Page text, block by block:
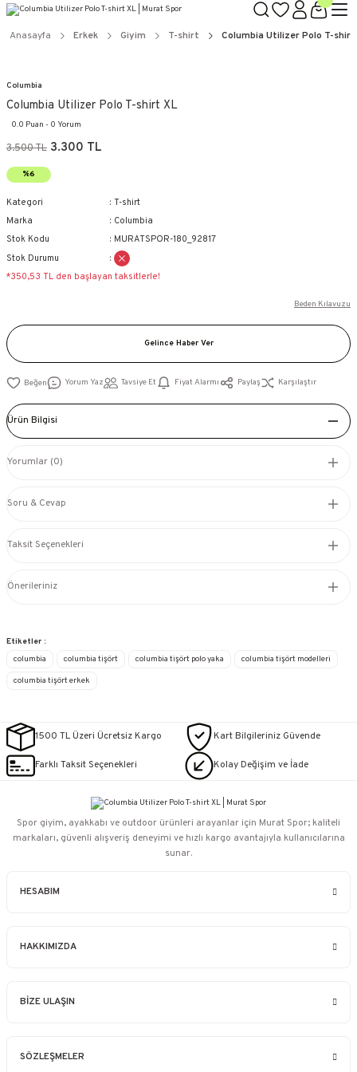
Anasayfa Erkek Giyim T-shirt Columbia Utilizer Polo T-shirt
Columbia
Columbia Utilizer Polo T-shirt XL
0.0 Puan - 0 Yorum
3.500 TL 3.300 TL
%6
Kategori
T-shirt
Marka
Columbia
Stok Kodu
MURATSPOR-180_92817
Stok Durumu
*350,53 TL den başlayan taksitlerle!
Beden Kılavuzu
Gelince Haber Ver
Yorum Yaz Tavsiye Et Fiyat Alarmı Paylaş Karşılaştır
Ürün Bilgisi
Yorumlar (0)
Soru & Cevap
Taksit Seçenekleri
Önerileriniz
Etiketler :
columbia
columbia tişört columbia tişört polo yaka columbia tişört modelleri
columbia tişört erkek
1500 TL Üzeri Ücretsiz Kargo Kart Bilgileriniz Güvende
Farklı Taksit Seçenekleri Kolay Değişim ve İade
HESABIM
HAKKIMIZDA
BİZE ULAŞIN
SÖZLEŞMELER
Spor giyim, ayakkabı ve outdoor ürünleri arayanlar için Murat Spor; kaliteli
markaları, güvenli alışveriş deneyimi ve hızlı kargo avantajıyla kullanıcılarına
sunar.